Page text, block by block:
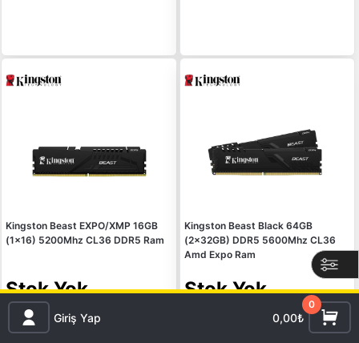
Giriş Yap 0,00₺
0
Kingston Beast EXPO/XMP 16GB
(1x16) 5200Mhz CL36 DDR5 Ram
Stok Yok
Ücretsiz Kargo
Kingston Beast Black 64GB
(2x32GB) DDR5 5600Mhz CL36
Amd Expo Ram
Stok Yok
Ücretsiz Kargo